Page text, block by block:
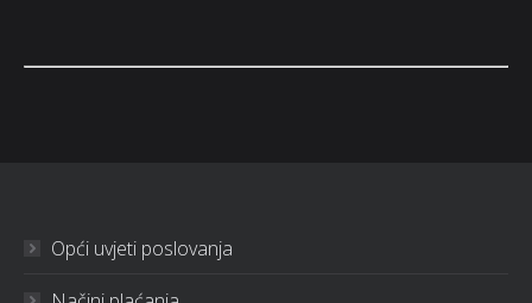
Opći uvjeti poslovanja